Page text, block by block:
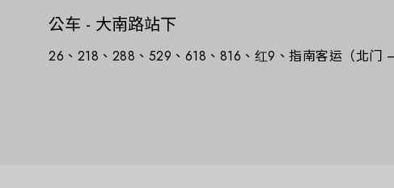
公车 - 大南路站下
26、218、288、529、618、816、红9、指南客运（北